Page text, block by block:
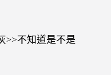
>>不知道是不是